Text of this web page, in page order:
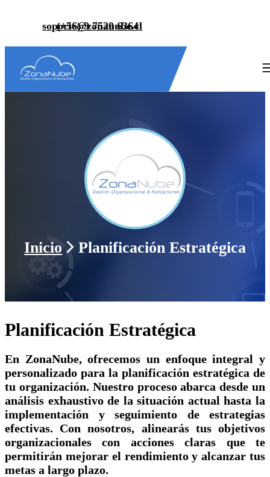
soporte@zonanube.cl
(+56) 9 7520 6364
Inicio Planificación Estratégica
Planificación Estratégica
En ZonaNube, ofrecemos un enfoque integral y
personalizado para la planificación estratégica de
tu organización. Nuestro proceso abarca desde un
análisis exhaustivo de la situación actual hasta la
implementación y seguimiento de estrategias
efectivas. Con nosotros, alinearás tus objetivos
organizacionales con acciones claras que te
permitirán mejorar el rendimiento y alcanzar tus
metas a largo plazo.